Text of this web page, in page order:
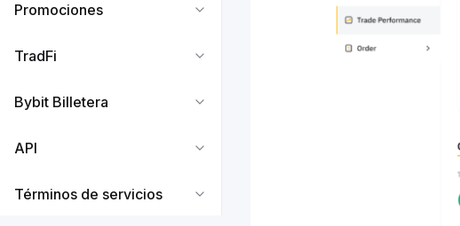
Promociones
TradFi
Bybit Billetera
API
Términos de servicios